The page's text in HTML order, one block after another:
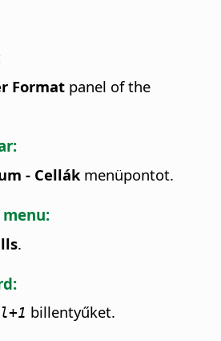
Format panel of the
- Cellákmenüpontot.
.
+1 billentyűket.